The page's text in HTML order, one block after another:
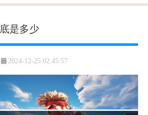
是多少
2024-12-25 02:45:57